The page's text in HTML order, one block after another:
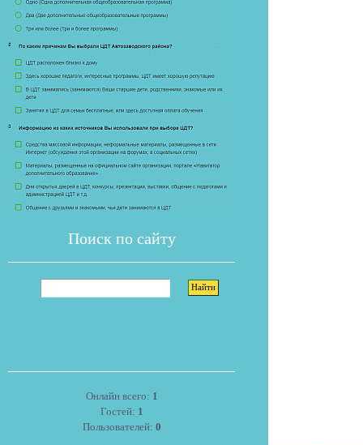
Поиск по сайту
Онлайн всего: 1
Гостей: 1
Пользователей: 0